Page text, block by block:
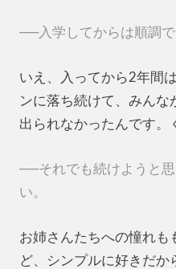
──入学してからは順調で
いえ、入ってから2年間
ンに落ち続けて、みん
出られなかったんです。
──それでも続けようと
い。
お姉さんたちへの憧れも
ど、シンプルに好きだか